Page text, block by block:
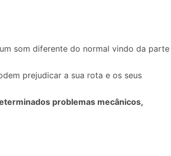
som diferente do normal vindo da parte
prejudicar a sua rota e os seus
problemas mecânicos,